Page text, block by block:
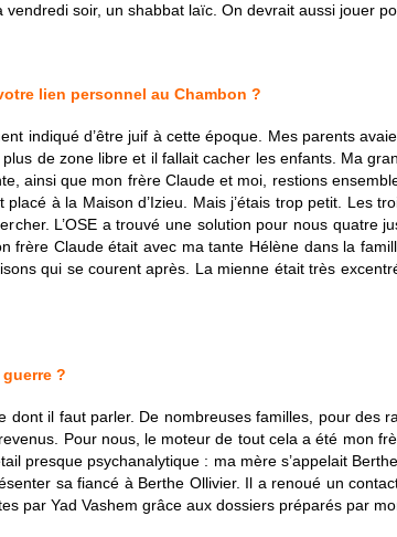
soir, un shabbat laïc. On devrait aussi jouer
lien personnel au Chambon ?
indiqué d’être juif à cette époque. Mes parents
de zone libre et il fallait cacher les enfants. Ma
ainsi que mon frère Claude et moi, restions
placé à la Maison d’Izieu. Mais j’étais trop petit. Les
L’OSE a trouvé une solution pour nous quatre
frère Claude était avec ma tante Hélène dans la
qui se courent après. La mienne était très
?
dont il faut parler. De nombreuses familles, pour des
Pour nous, le moteur de tout cela a été mon
presque psychanalytique : ma mère s’appelait
sa fiancé à Berthe Ollivier. Il a renoué un
par Yad Vashem grâce aux dossiers préparés par